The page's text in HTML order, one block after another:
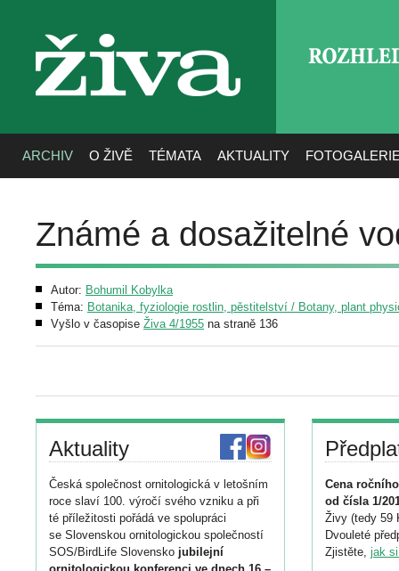
živa
ARCHIV O ŽIVĚ TÉMATA AKTUALITY
Známé a dosažitelné
Autor: Bohumil Kobylka
Téma: Botanika, fyziologie rostlin, pěstitelství / Botany, plant
Vyšlo v časopise Živa 4/1955 na straně 136
Aktuality
Česká společnost ornitologická v letošním
roce slaví 100. výročí svého vzniku a při
té příležitosti pořádá ve spolupráci
se Slovenskou ornitologickou společností
SOS/BirdLife Slovensko jubilejní
Cena
od čísla 1/
Živy (tedy 59
Dvouleté
Zjistěte, jak